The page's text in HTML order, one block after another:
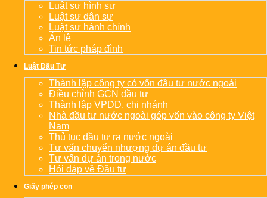
Luật sư hình sự
Luật sư dân sự
Luật sư hành chính
Án lệ
Tin tức pháp đình
Luật Đầu Tư
Thành lập công ty có vốn đầu tư nước ngoài
Điều chỉnh GCN đầu tư
Thành lập VPDD, chi nhánh
Nhà đầu tư nước ngoài góp vốn vào công ty Việt
Nam
Thủ tục đầu tư ra nước ngoài
Tư vấn chuyển nhượng dự án đầu tư
Tư vấn dự án trong nước
Hỏi đáp về Đầu tư
Giấy phép con